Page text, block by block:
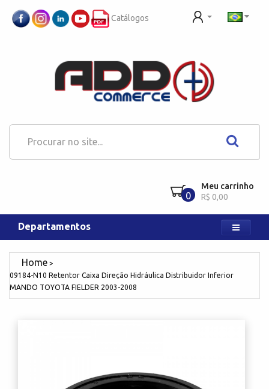
Catálogos
0
Meu carrinho
R$ 0,00
Departamentos
09184-N10 Retentor Caixa Direção Hidráulica Distribuidor Inferior
MANDO TOYOTA FIELDER 2003-2008